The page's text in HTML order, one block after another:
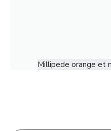
Millipede orange et